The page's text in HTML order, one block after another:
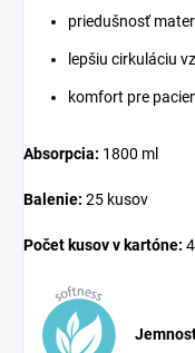
priedušnosť
lepšiu cirkuláciu
komfort pre
Absorpcia: 1800 ml
Balenie: 25 kusov
Počet kusov v kartóne: